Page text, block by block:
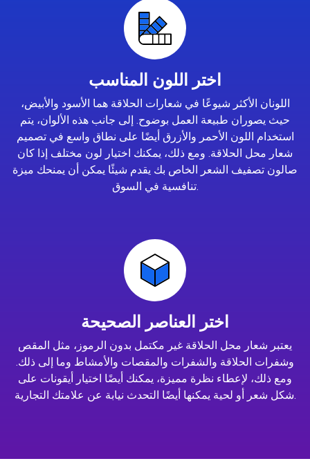
اختر اللون المناسب
اللونان الأكثر شيوعًا في شعارات الحلاقة هما الأسود والأبيض،
حيث يصوران طبيعة العمل بوضوح. إلى جانب هذه الألوان، يتم
استخدام اللون الأحمر والأزرق أيضًا على نطاق واسع في تصميم
شعار محل الحلاقة. ومع ذلك، يمكنك اختيار لون مختلف إذا كان
صالون تصفيف الشعر الخاص بك يقدم شيئًا يمكن أن يمنحك ميزة
تنافسية في السوق.
اختر العناصر الصحيحة
يعتبر شعار محل الحلاقة غير مكتمل بدون الرموز، مثل المقص
وشفرات الحلاقة والشفرات والمقصات والأمشاط وما إلى ذلك.
ومع ذلك، لإعطاء نظرة مميزة، يمكنك أيضًا اختيار أيقونات على
شكل شعر أو لحية يمكنها أيضًا التحدث نيابة عن علامتك التجارية.